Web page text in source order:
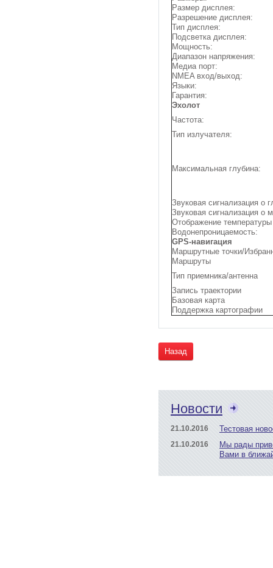
Размер дисплея:
Разрешение дисплея:
Тип дисплея:
Подсветка дисплея:
Мощность:
Диапазон напряжения:
Медиа порт:
NMEA вход/выход:
Языки:
Гарантия:
Эхолот
Частота:
Тип излучателя:
Максимальная глубина:
Звуковая сигнализация о
Звуковая сигнализация о
Отображение
Водонепроницаемость:
GPS-навигация
Маршрутные точки/
Маршруты
Тип приемника/антенна
Запись траектории
Базовая карта
Поддержка картографии
Назад
Новости
21.10.2016 Тестовая
21.10.2016
Мы рады
Вами в